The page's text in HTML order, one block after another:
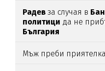
Радевза случая в
политици да не
България
Мъж преби